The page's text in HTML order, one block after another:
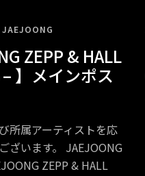
JAEJOONG
ZEPP & HALL
】メインポス
所属アーティストを応
ざいます。 JAEJOONG
ZEPP & HALL